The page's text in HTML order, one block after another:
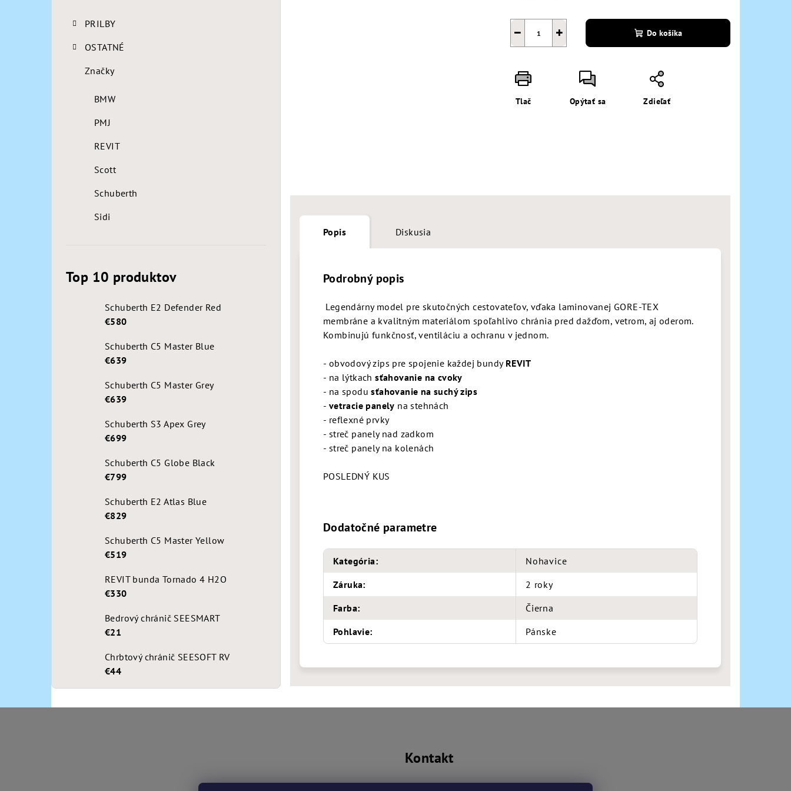
PRILBY
OSTATNÉ
Značky
BMW
PMJ
REVIT
Scott
Schuberth
Sidi
Top 10 produktov
Schuberth E2 Defender Red
€580
Schuberth C5 Master Blue
€639
Schuberth C5 Master Grey
€639
Schuberth S3 Apex Grey
€699
Schuberth C5 Globe Black
€799
Schuberth E2 Atlas Blue
€829
Schuberth C5 Master Yellow
€519
REVIT bunda Tornado 4 H2O
€330
Bedrový chránič SEESMART
€21
Chrbtový chránič SEESOFT RV
€44
+
− Do košíka
Tlač Opýtať sa Zdieľať
Popis Diskusia
Podrobný popis
Legendárny model pre skutočných cestovateľov, vďaka laminovanej GORE-TEX
membráne a kvalitným materiálom spoľahlivo chránia pred dažďom, vetrom, aj oderom.
Kombinujú funkčnosť, ventiláciu a ochranu v jednom.
- obvodový zips pre spojenie každej bundy REVIT
- na lýtkachsťahovanie na cvoky
- na spodusťahovanie na suchý zips
- vetracie panely na stehnách
- reflexné prvky
- streč panely nad zadkom
- streč panely na kolenách
POSLEDNÝ KUS
Dodatočné parametre
Kategória:
Nohavice
Záruka:
2 roky
Farba:
Čierna
Pohlavie: Pánske
Kontakt